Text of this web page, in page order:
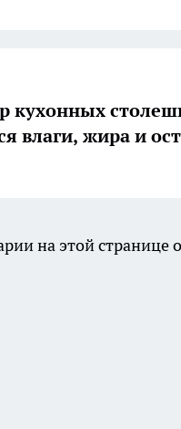
кухонных
влаги, жира и
на этой странице